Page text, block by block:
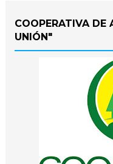
COOPERATIVA DE
UNIÓN"